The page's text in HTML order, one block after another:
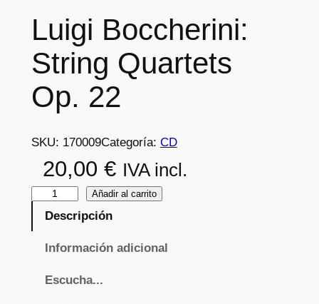
Luigi Boccherini:
String Quartets
Op. 22
SKU: 170009Categoría: CD
20,00 € IVA incl.
i
Añadir al carrito
Descripción
Información adicional
Escucha...